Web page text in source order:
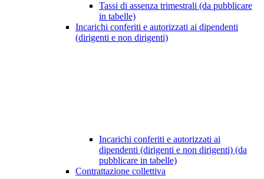
Tassi di assenza trimestrali (da pubblicare
in tabelle)
Incarichi conferiti e autorizzati ai dipendenti
(dirigenti e non dirigenti)
Incarichi conferiti e autorizzati ai
dipendenti (dirigenti e non dirigenti) (da
pubblicare in tabelle)
Contrattazione collettiva